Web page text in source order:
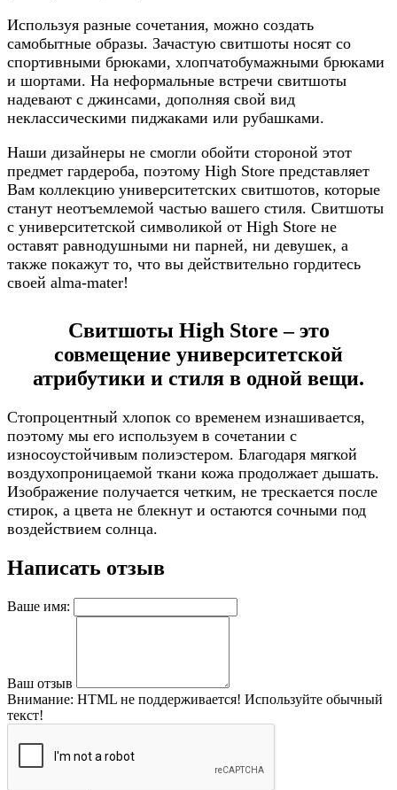
Используя разные сочетания, можно создать
самобытные образы. Зачастую свитшоты носят со
спортивными брюками, хлопчатобумажными брюками
и шортами. На неформальные встречи свитшоты
надевают с джинсами, дополняя свой вид
неклассическими пиджаками или рубашками.
Наши дизайнеры не смогли обойти стороной этот
предмет гардероба, поэтому High Store представляет
Вам коллекцию университетских свитшотов, которые
станут неотъемлемой частью вашего стиля. Свитшоты
с университетской символикой от High Store не
оставят равнодушными ни парней, ни девушек, а
также покажут то, что вы действительно гордитесь
своей alma-mater!
Свитшоты High Store – это
совмещение университетской
атрибутики и стиля в одной вещи.
Стопроцентный хлопок со временем изнашивается,
поэтому мы его используем в сочетании с
износоустойчивым полиэстером. Благодаря мягкой
воздухопроницаемой ткани кожа продолжает дышать.
Изображение получается четким, не трескается после
стирок, а цвета не блекнут и остаются сочными под
воздействием солнца.
Написать отзыв
Ваше имя:
Ваш отзыв
Внимание: HTML не поддерживается! Используйте обычный
текст!